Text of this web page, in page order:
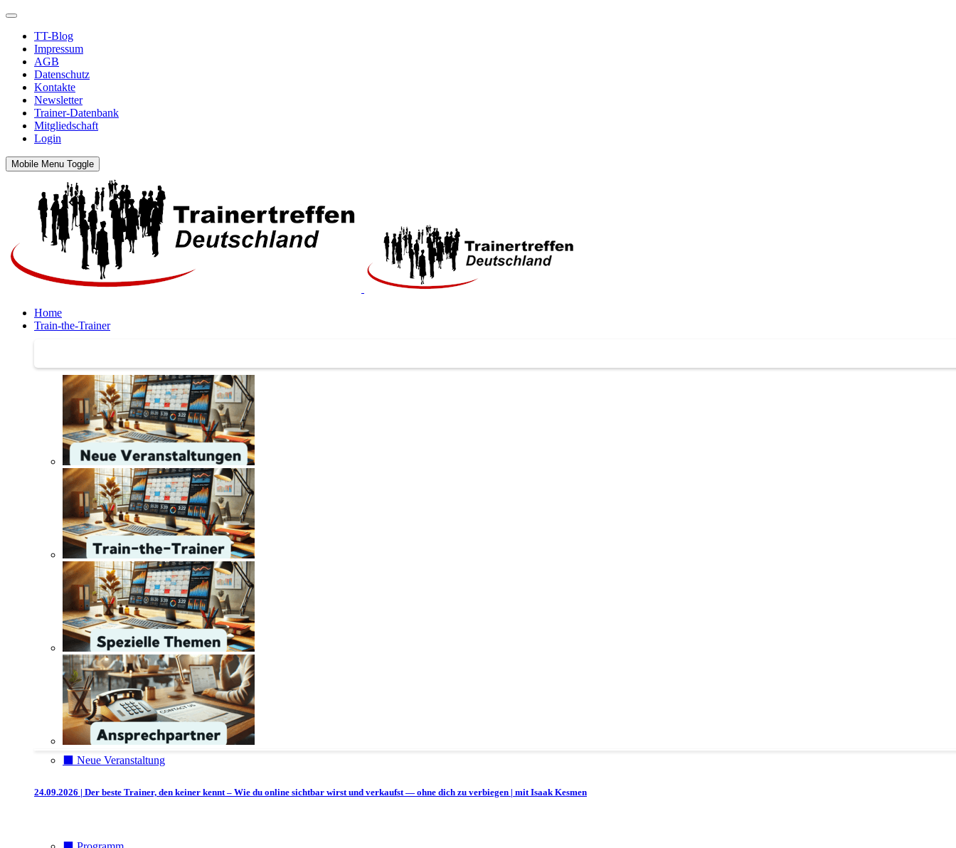
TT-Blog
Impressum
AGB
Datenschutz
Kontakte
Newsletter
Trainer-Datenbank
Mitgliedschaft
Login
Mobile Menu Toggle
Home
Train-the-Trainer
⬛️ Neue Veranstaltung
24.09.2026 | Der beste Trainer, den keiner kennt – Wie du online sichtbar wirst und verkaufst — ohne dich zu verbiegen | mit Isaak Kesmen